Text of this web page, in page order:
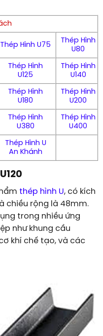
Thép Hình U75
Thép Hình
U80
Thép Hình
U125
Thép Hình
U140
Thép Hình
U180
Thép Hình
U200
Thép Hình
U380
Thép Hình
U400
Thép Hình U
An Khánh
thép hình U, có kích
chiều rộng là 48mm.
trong nhiều ứng
như khung cầu
khí chế tạo, và các